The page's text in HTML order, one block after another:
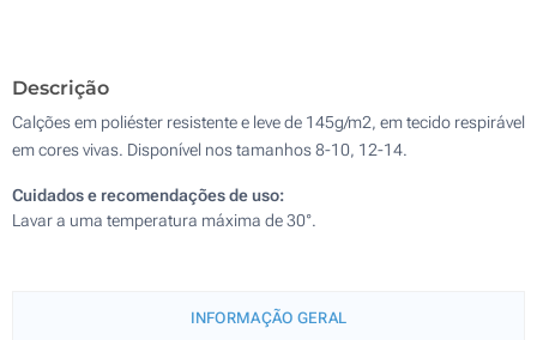
Descrição
Calções em poliéster resistente e leve de 145g/m2, em tecido respirável
em cores vivas. Disponível nos tamanhos 8-10, 12-14.
Cuidados e recomendações de uso:
Lavar a uma temperatura máxima de 30°.
INFORMAÇÃO GERAL